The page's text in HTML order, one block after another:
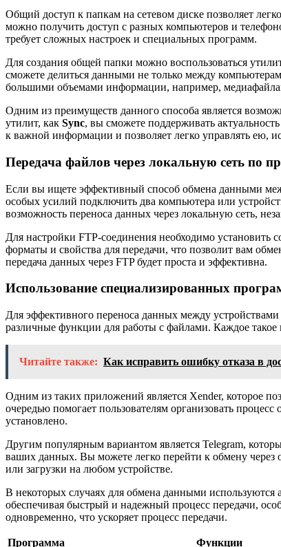
Общий доступ к папкам на сетевом диске позволяет
можно получить доступ с разных компьютеров и
требует сложных настроек и специальных программ.
Для создания общей папки можно воспользоваться
сможете делиться данными не только между
большими объемами информации, например,
Одним из преимуществ данного способа является
утилит, как Sync, вы сможете поддерживать
к важной информации и позволяет легко управлять ею,
Передача файлов через локальную сеть по
Если вы ищете эффективный способ обмена данными
особых усилий подключить два компьютера или
возможность переноса данных через локальную сеть,
Для настройки FTP-соединения необходимо установить
форматы и свойства для передачи, что позволит вам
передача данных через FTP будет проста и эффективна.
Использование специализированных
Для эффективного переноса данных между
различные функции для работы с файлами. Каждое
Читайте также: Как исправить ошибку отказа в
Одним из таких приложений является Xender, которое
очередью помогает пользователям организовать
установлено.
Другим популярным вариантом является Telegram,
ваших данных. Вы можете легко перейти к обмену через
или загрузки на любом устройстве.
В некоторых случаях для обмена данными используются
обеспечивая быстрый и надежный процесс передачи,
одновременно, что ускоряет процесс передачи.
Программа Функции